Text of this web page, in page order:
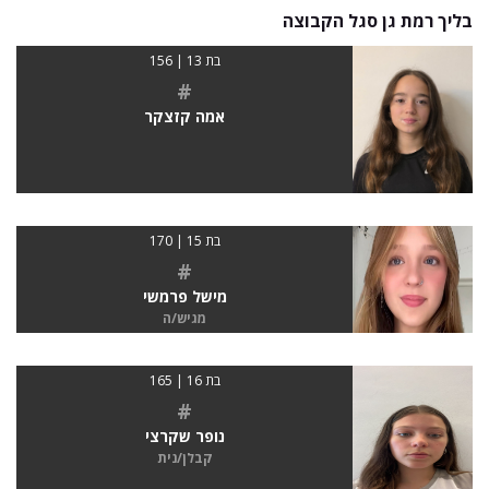
בליך רמת גן סגל הקבוצה
בת 13 | 156
#
אמה קזצקר
בת 15 | 170
#
מישל פרמשי
מגיש/ה
בת 16 | 165
#
נופר שקרצי
קבלן/נית